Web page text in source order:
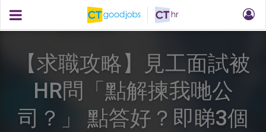
【求職攻略】見工面試被
HR問「點解揀我哋公
司？」 點答好？即睇3個